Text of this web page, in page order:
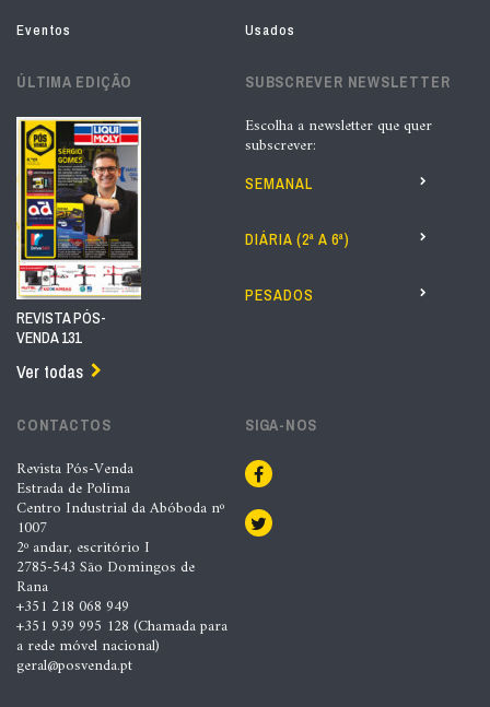
Eventos
Usados
ÚLTIMA EDIÇÃO
REVISTA PÓS-
VENDA 131
Ver todas
SUBSCREVER NEWSLETTER
Escolha a newsletter que quer
subscrever:
SEMANAL
DIÁRIA (2ª A 6ª)
PESADOS
CONTACTOS
Revista Pós-Venda
Estrada de Polima
Centro Industrial da Abóboda nº
1007
2º andar, escritório I
2785-543 São Domingos de
Rana
+351 218 068 949
+351 939 995 128 (Chamada para
a rede móvel nacional)
geral@posvenda.pt
SIGA-NOS